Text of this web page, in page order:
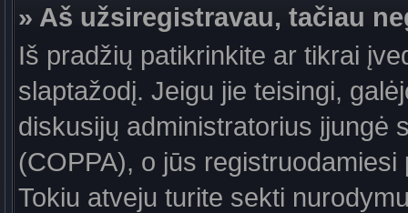
» Aš užsiregistravau, tačiau
Iš pradžių patikrinkite ar tikrai
slaptažodį. Jeigu jie teisingi,
diskusijų administratorius įjungė
(COPPA), o jūs
Tokiu atveju turite sekti